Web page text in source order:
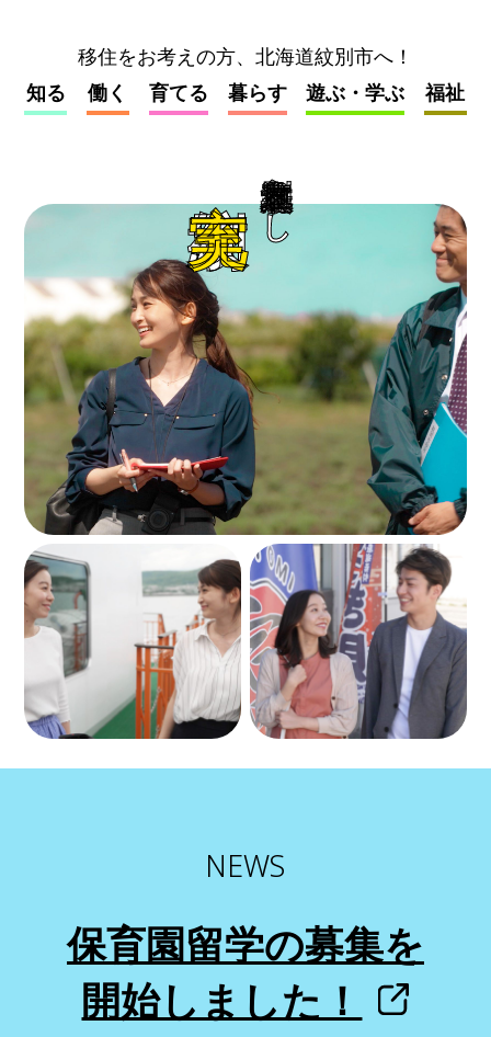
北海道紋別暮らし
移住をお考えの方、北海道紋別市へ！
知る
働く 育てる 暮らす 遊ぶ・学ぶ 福祉
NEWS
保育園留学の募集を
開始しました！